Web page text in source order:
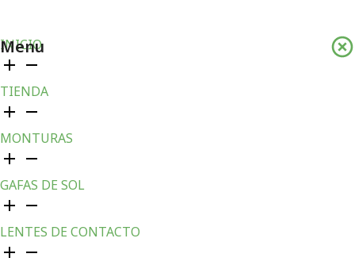
Menu
INICIO
TIENDA
MONTURAS
GAFAS DE SOL
LENTES DE CONTACTO